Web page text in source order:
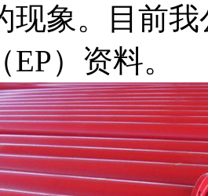
现象。目前
）资料。